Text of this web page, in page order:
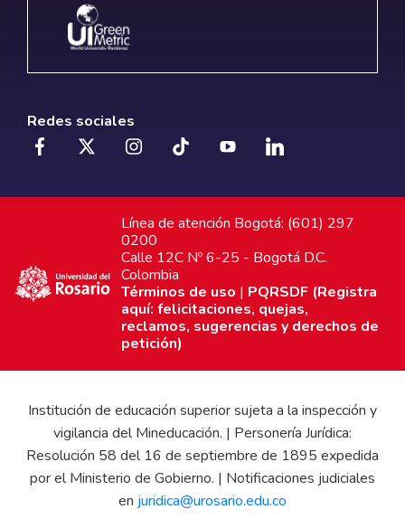
Redes sociales
Línea de atención Bogotá: (601) 297
0200
Calle 12C Nº 6-25 - Bogotá D.C.
Colombia
Términos de uso | PQRSDF (Registra
aquí: felicitaciones, quejas,
reclamos, sugerencias y derechos de
petición)
Institución de educación superior sujeta a la inspección y
vigilancia del Mineducación. | Personería Jurídica:
Resolución 58 del 16 de septiembre de 1895 expedida
por el Ministerio de Gobierno. | Notificaciones judiciales
en juridica@urosario.edu.co